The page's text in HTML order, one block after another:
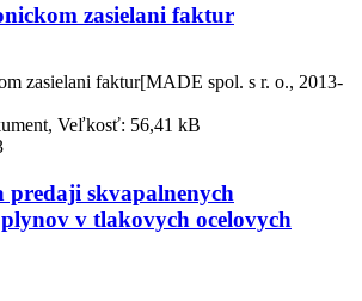
zasielani faktur
zasielani faktur[MADE spol. s r. o., 2013-
Veľkosť: 56,41 kB
predaji skvapalnenych
v tlakovych ocelovych